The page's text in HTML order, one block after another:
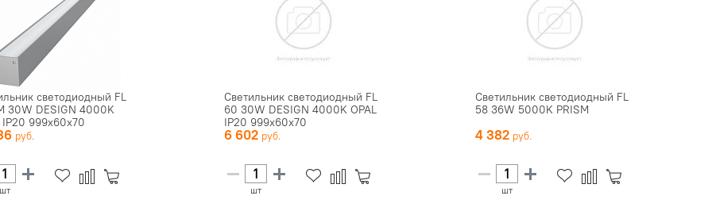
светодиодный FL
30W DESIGN 4000K
IP20 999х60х70
шт
Светильник светодиодный FL
60 30W DESIGN 4000K OPAL
IP20 999х60х70
6 602
шт
Светильник светодиодный FL
58 36W 5000K PRISM
4 382
шт